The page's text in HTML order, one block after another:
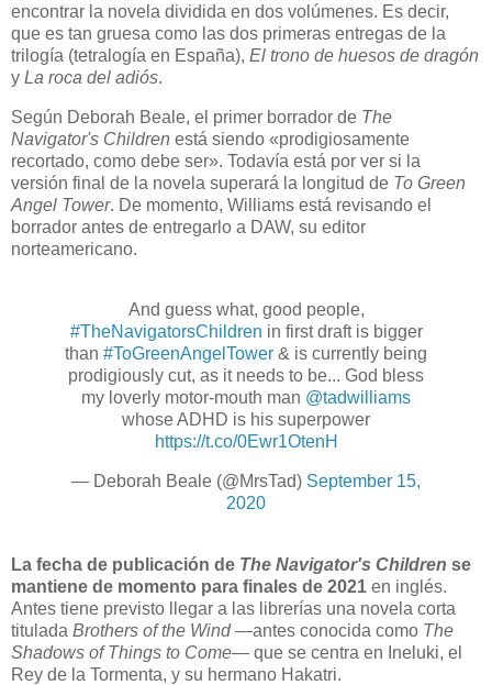
encontrar la novela dividida en dos volúmenes. Es decir,
que es tan gruesa como las dos primeras entregas de la
trilogía (tetralogía en España), El trono de huesos de dragón
y La roca del adiós.
Según Deborah Beale, el primer borrador de The
Navigator's Children está siendo «prodigiosamente
recortado, como debe ser». Todavía está por ver si la
versión final de la novela superará la longitud de To Green
Angel Tower. De momento, Williams está revisando el
borrador antes de entregarlo a DAW, su editor
norteamericano.
And guess what, good people,
#TheNavigatorsChildren in first draft is bigger
than #ToGreenAngelTower & is currently being
prodigiously cut, as it needs to be... God bless
my loverly motor-mouth man @tadwilliams
whose ADHD is his superpower
https://t.co/0Ewr1OtenH
— Deborah Beale (@MrsTad) September 15,
2020
La fecha de publicación de The Navigator's Children se
mantiene de momento para finales de 2021 en inglés.
Antes tiene previsto llegar a las librerías una novela corta
titulada Brothers of the Wind—antes conocida como The
Shadows of Things to Come— que se centra en Ineluki, el
Rey de la Tormenta, y su hermano Hakatri.